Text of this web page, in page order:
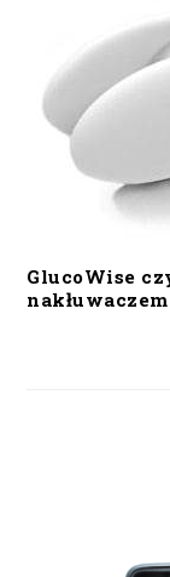
GlucoWise
nakłuwaczem